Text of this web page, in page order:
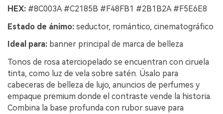
HEX: #8C003A #C2185B #F48FB1 #2B1B2A #F5E6E8
Estado de ánimo: seductor, romántico, cinematográfico
Ideal para: banner principal de marca de belleza
Tonos de rosa aterciopelado se encuentran con ciruela
tinta, como luz de vela sobre satén. Úsalo para
cabeceras de belleza de lujo, anuncios de perfumes y
empaque premium donde el contraste vende la historia.
Combina la base profunda con rubor suave para